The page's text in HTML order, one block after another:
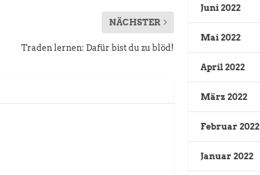
NÄCHSTER
Traden lernen: Dafür bist du zu blöd!
Juni 2022
Mai 2022
April 2022
März 2022
Februar 2022
Januar 2022